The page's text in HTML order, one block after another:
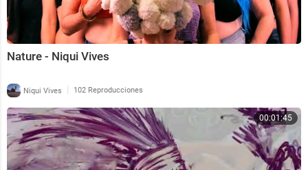
Nature - Niqui Vives
Niqui Vives | 102 Reproducciones
00:01:45